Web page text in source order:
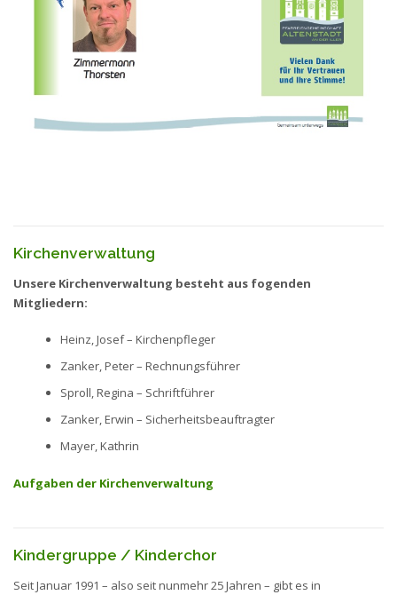
Kirchenverwaltung
Unsere Kirchenverwaltung besteht aus fogenden
Mitgliedern:
Heinz, Josef – Kirchenpfleger
Zanker, Peter – Rechnungsführer
Sproll, Regina – Schriftführer
Zanker, Erwin – Sicherheitsbeauftragter
Mayer, Kathrin
Aufgaben der Kirchenverwaltung
Kindergruppe / Kinderchor
Seit Januar 1991 – also seit nunmehr 25 Jahren – gibt es in